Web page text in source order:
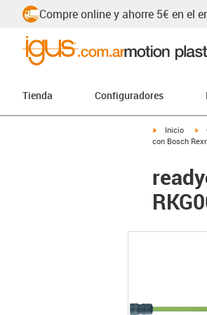
Compre online y ahorre 5€ en el
Tienda Configuradores
igus-icon-
Inicio
con Bosch